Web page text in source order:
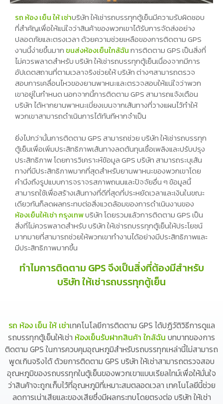
รถ ห้อง เย็น ให้ เช่าบริษัท ให้เช่ารถบรรทุกตู้เย็นมีความรับผิดชอบ
ที่สำคัญเพื่อให้แน่ใจว่าสินค้าของพวกเขาได้รับการจัดส่งอย่าง
ปลอดภัยและตรงเวลา ด้วยความช่วยเหลือของการติดตาม GPS
งานนี้ง่ายขึ้นมากขนส่งห้องเย็นใกล้ฉันการติดตาม GPS เป็นสิ่งที่
ไม่ควรพลาดสำหรับ บริษัท ให้เช่ารถบรรทุกตู้เย็นเนื่องจากมีการ
อัปเดตสถานที่ตามเวลาจริงช่วยให้ บริษัท ต่างๆสามารถตรวจ
สอบการเคลื่อนไหวของยานพาหนะและตรวจสอบให้แน่ใจว่าพวก
เขาอยู่ในกำหนด นอกจากนี้การติดตาม GPS สามารถแจ้งเตือน
บริษัท ได้หากยานพาหนะเบี่ยงเบนจากเส้นทางที่วางแผนไว้ทำให้
พวกเขาสามารถดำเนินการได้ทันทีหากจำเป็น
ยิ่งไปกว่านั้นการติดตาม GPS สามารถช่วย บริษัท ให้เช่ารถบรรทุก
ตู้เย็นเพื่อเพิ่มประสิทธิภาพเส้นทางลดต้นทุนเชื้อเพลิงและปรับปรุง
ประสิทธิภาพ โดยการวิเคราะห์ข้อมูล GPS บริษัท สามารถระบุเส้น
ทางที่มีประสิทธิภาพมากที่สุดสำหรับยานพาหนะของพวกเขาโดย
คำนึงถึงรูปแบบการจราจรสภาพถนนและปัจจัยอื่น ๆ ข้อมูลนี้
สามารถใช้เพื่อสร้างเส้นทางที่ดีที่สุดที่ประหยัดเวลาและเงินในขณะ
เดียวกันก็ลดผลกระทบต่อสิ่งแวดล้อมของการดำเนินงานของ
ห้องเย็นให้เช่า กรุงเทพบริษัท โดยรวมแล้วการติดตาม GPS เป็น
สิ่งที่ไม่ควรพลาดสำหรับ บริษัท ให้เช่ารถบรรทุกตู้เย็นให้ประโยชน์
มากมายที่สามารถช่วยให้พวกเขาทำงานได้อย่างมีประสิทธิภาพและ
มีประสิทธิภาพมากขึ้น
ทำไมการติดตาม GPS จึงเป็นสิ่งที่ต้องมีสำหรับ
บริษัท ให้เช่ารถบรรทุกตู้เย็น
รถ ห้อง เย็น ให้ เช่าเทคโนโลยีการติดตาม GPS ได้ปฏิวัติวิธีการดูแล
รถบรรทุกตู้เย็นให้เช่า ห้องเย็นรับฝากสินค้า ใกล้ฉัน บทบาทของการ
ติดตาม GPS ในการควบคุมอุณหภูมิสำหรับรถบรรทุกเหล่านี้ไม่สามารถ
พูดเกินจริงได้ ด้วยการติดตาม GPS บริษัท ให้เช่าสามารถตรวจสอบ
อุณหภูมิของรถบรรทุกในตู้เย็นของพวกเขาแบบเรียลไทม์เพื่อให้มั่นใจ
ว่าสินค้าจะถูกเก็บไว้ที่อุณหภูมิที่เหมาะสมตลอดเวลา เทคโนโลยีนี้ช่วย
ลดการเน่าเสียและของเสียซึ่งมีผลกระทบโดยตรงต่อ บริษัท ให้เช่า